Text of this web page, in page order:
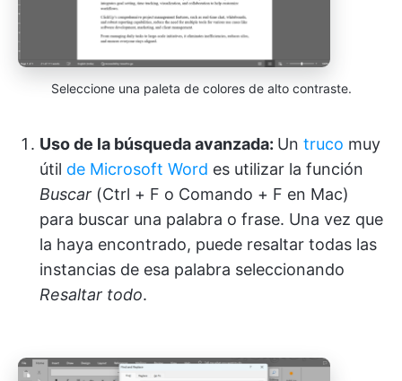
Seleccione una paleta de colores de alto contraste.
Uso de la búsqueda avanzada: Un truco muy
útil de Microsoft Word es utilizar la función
Buscar (Ctrl + F o Comando + F en Mac)
para buscar una palabra o frase. Una vez que
la haya encontrado, puede resaltar todas las
instancias de esa palabra seleccionando
Resaltar todo.